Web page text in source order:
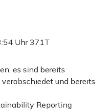
Uhr371T
es sind bereits
und bereits
Reporting